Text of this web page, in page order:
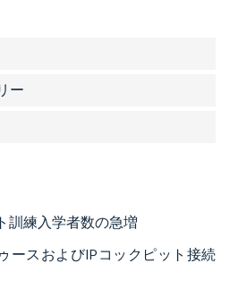
ー
訓練入学者数の急増
ースおよびIPコックピット接続